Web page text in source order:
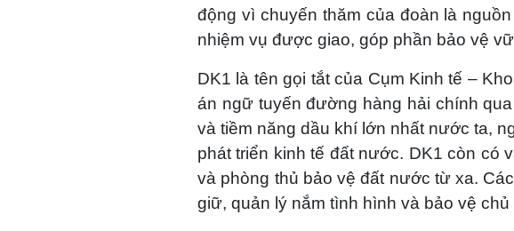
động vì chuyến thăm của đoàn là
nhiệm vụ được giao, góp phần bảo vệ
DK1 là tên gọi tắt của Cụm Kinh tế –
án ngữ tuyến đường hàng hải chính
và tiềm năng dầu khí lớn nhất nước ta,
phát triển kinh tế đất nước. DK1 còn có
và phòng thủ bảo vệ đất nước từ xa.
giữ, quản lý nắm tình hình và bảo vệ